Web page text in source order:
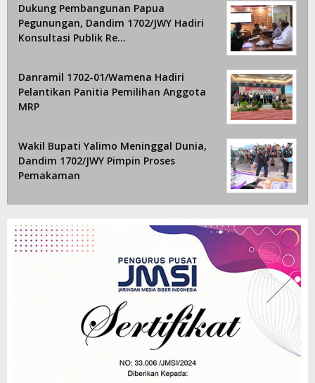
Dukung Pembangunan Papua
Pegunungan, Dandim 1702/JWY Hadiri
Konsultasi Publik Re…
Danramil 1702-01/Wamena Hadiri
Pelantikan Panitia Pemilihan Anggota
MRP
Wakil Bupati Yalimo Meninggal Dunia,
Dandim 1702/JWY Pimpin Proses
Pemakaman